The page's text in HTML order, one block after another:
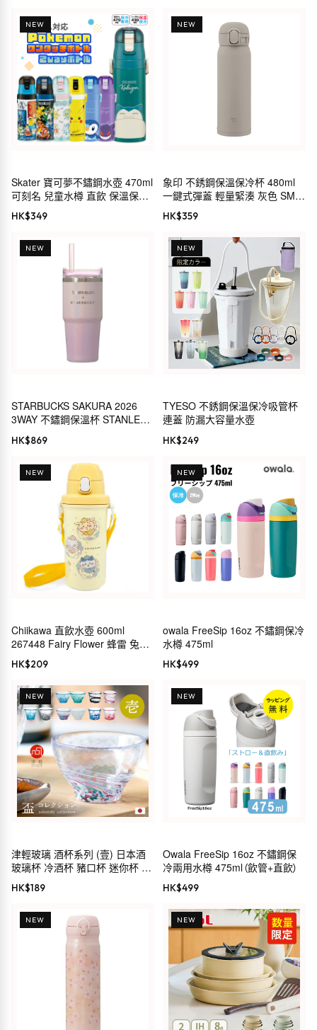
NEW
Skater 寶可夢不鏽鋼水壺 470ml
可刻名 兒童水樽 直飲 保溫保冷
2way
HK$349
NEW
象印 不銹鋼保溫保冷杯 480ml
一鍵式彈蓋 輕量緊湊 灰色 SM-
WS48-HM
HK$359
NEW
STARBUCKS SAKURA 2026
3WAY 不鏽鋼保溫杯 STANLEY
閃亮粉紅漸層 414ml
HK$869
NEW
TYESO 不銹鋼保溫保冷吸管杯
連蓋 防漏大容量水壺
HK$249
NEW
Chiikawa 直飲水壺 600ml
267448 Fairy Flower 蜂雷 兔
CHIIKAWA 小小可愛的東西 長野
HK$209
NEW
owala FreeSip 16oz 不鏽鋼保冷
水樽 475ml
HK$499
NEW
津輕玻璃 酒杯系列 (壹) 日本酒
玻璃杯 冷酒杯 豬口杯 迷你杯 手
工製 日本製
HK$189
NEW
Owala FreeSip 16oz 不鏽鋼保
冷兩用水樽 475ml（飲管+直飲）
HK$499
NEW NEW